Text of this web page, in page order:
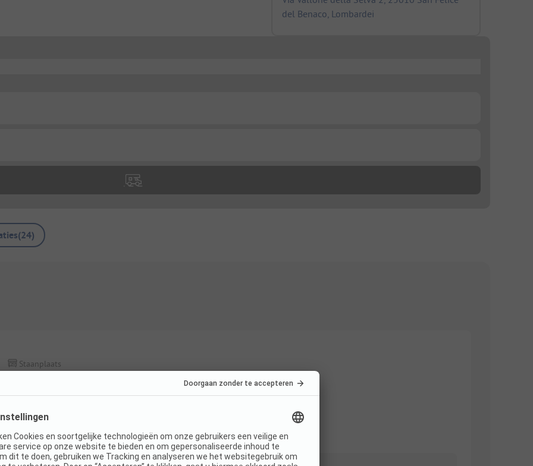
del Benaco, Lombardei
(24)
Standplaats Standard 65m² - 3 AMP
Staanplaats
Honden toegestaan
Toegankelijk voor